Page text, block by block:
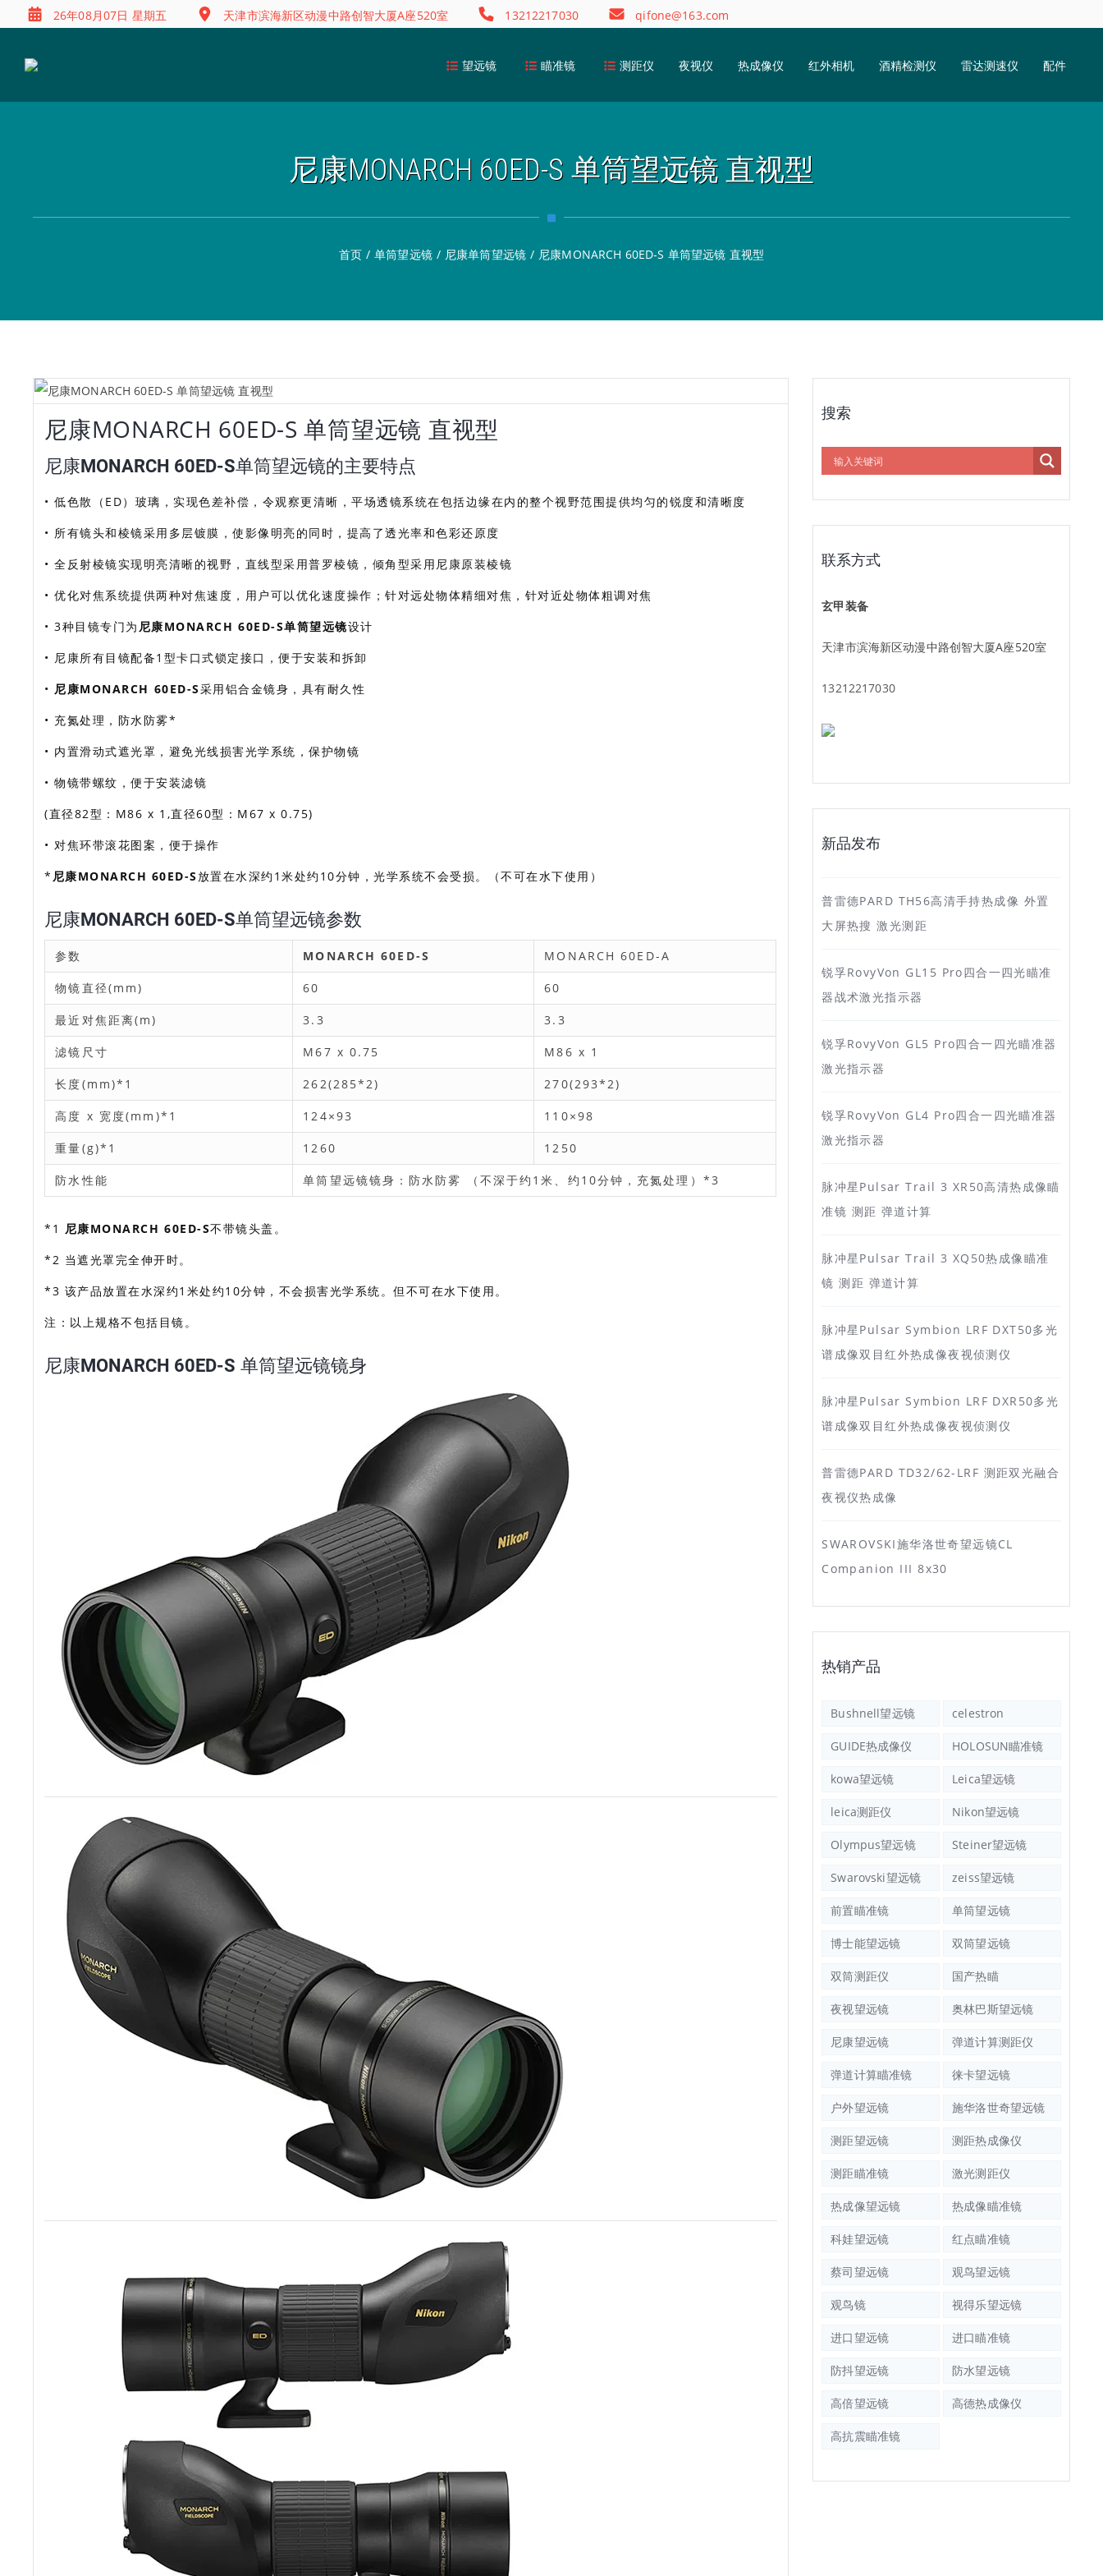
26年08月07日 星期五 天津市滨海新区动漫中路创智大厦A座520室 13212217030 qifone@163.com
望远镜 瞄准镜 测距仪 夜视仪 热成像仪 红外相机 酒精检测仪 雷达测速仪 配件
尼康MONARCH 60ED-S 单筒望远镜 直视型
首页 / 单筒望远镜 / 尼康单筒望远镜 / 尼康MONARCH 60ED-S 单筒望远镜 直视型
尼康MONARCH 60ED-S 单筒望远镜 直视型
尼康MONARCH 60ED-S单筒望远镜的主要特点
• 低色散（ED）玻璃，实现色差补偿，令观察更清晰，平场透镜系统在包括边缘在内的整个视野范围提供均匀的锐度和清晰度
• 所有镜头和棱镜采用多层镀膜，使影像明亮的同时，提高了透光率和色彩还原度
• 全反射棱镜实现明亮清晰的视野，直线型采用普罗棱镜，倾角型采用尼康原装棱镜
• 优化对焦系统提供两种对焦速度，用户可以优化速度操作；针对远处物体精细对焦，针对近处物体粗调对焦
• 3种目镜专门为 尼康MONARCH 60ED-S单筒望远镜设计
• 尼康所有目镜配备1型卡口式锁定接口，便于安装和拆卸
• 尼康MONARCH 60ED-S采用铝合金镜身，具有耐久性
• 充氮处理，防水防雾*
• 内置滑动式遮光罩，避免光线损害光学系统，保护物镜
• 物镜带螺纹，便于安装滤镜
(直径82型：M86 x 1,直径60型：M67 x 0.75)
• 对焦环带滚花图案，便于操作
* 尼康MONARCH 60ED-S放置在水深约1米处约10分钟，光学系统不会受损。（不可在水下使用）
尼康MONARCH 60ED-S单筒望远镜参数
参数 MONARCH 60ED-S MONARCH 60ED-A
物镜直径(mm) 60 60
最近对焦距离(m) 3.3 3.3
滤镜尺寸 M67 x 0.75 M86 x 1
长度(mm)*1 262(285*2) 270(293*2)
高度 x 宽度(mm)*1 124×93 110×98
重量(g)*1 1260 1250
防水性能 单筒望远镜镜身：防水防雾 （不深于约1米、约10分钟，充氮处理）*3
*1 尼康MONARCH 60ED-S不带镜头盖。
*2 当遮光罩完全伸开时。
*3 该产品放置在水深约1米处约10分钟，不会损害光学系统。但不可在水下使用。
注：以上规格不包括目镜。
尼康MONARCH 60ED-S 单筒望远镜镜身
搜索
联系方式
玄甲装备
天津市滨海新区动漫中路创智大厦A座520室
13212217030
新品发布
普雷德PARD TH56高清手持热成像 外置
大屏热搜 激光测距
锐孚RovyVon GL15 Pro四合一四光瞄准
器战术激光指示器
锐孚RovyVon GL5 Pro四合一四光瞄准器
激光指示器
锐孚RovyVon GL4 Pro四合一四光瞄准器
激光指示器
脉冲星Pulsar Trail 3 XR50高清热成像瞄
准镜 测距 弹道计算
脉冲星Pulsar Trail 3 XQ50热成像瞄准
镜 测距 弹道计算
脉冲星Pulsar Symbion LRF DXT50多光
谱成像双目红外热成像夜视侦测仪
脉冲星Pulsar Symbion LRF DXR50多光
谱成像双目红外热成像夜视侦测仪
普雷德PARD TD32/62-LRF 测距双光融合
夜视仪热成像
SWAROVSKI施华洛世奇望远镜CL
Companion III 8x30
热销产品
Bushnell望远镜 celestron
GUIDE热成像仪 HOLOSUN瞄准镜
kowa望远镜 Leica望远镜
leica测距仪 Nikon望远镜
Olympus望远镜 Steiner望远镜
Swarovski望远镜 zeiss望远镜
前置瞄准镜 单筒望远镜
博士能望远镜 双筒望远镜
双筒测距仪 国产热瞄
夜视望远镜 奥林巴斯望远镜
尼康望远镜 弹道计算测距仪
弹道计算瞄准镜 徕卡望远镜
户外望远镜 施华洛世奇望远镜
测距望远镜 测距热成像仪
测距瞄准镜 激光测距仪
热成像望远镜 热成像瞄准镜
科娃望远镜 红点瞄准镜
蔡司望远镜 观鸟望远镜
观鸟镜 视得乐望远镜
进口望远镜 进口瞄准镜
防抖望远镜 防水望远镜
高倍望远镜 高德热成像仪
高抗震瞄准镜